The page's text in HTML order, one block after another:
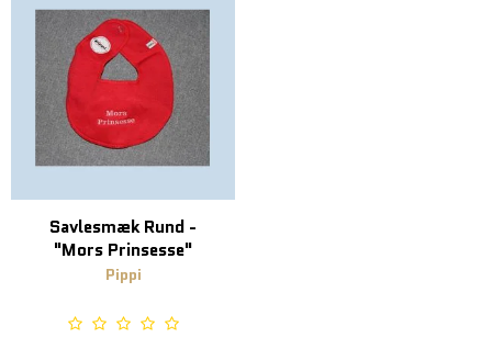
Savlesmæk Rund -
"Mors Prinsesse"
Pippi